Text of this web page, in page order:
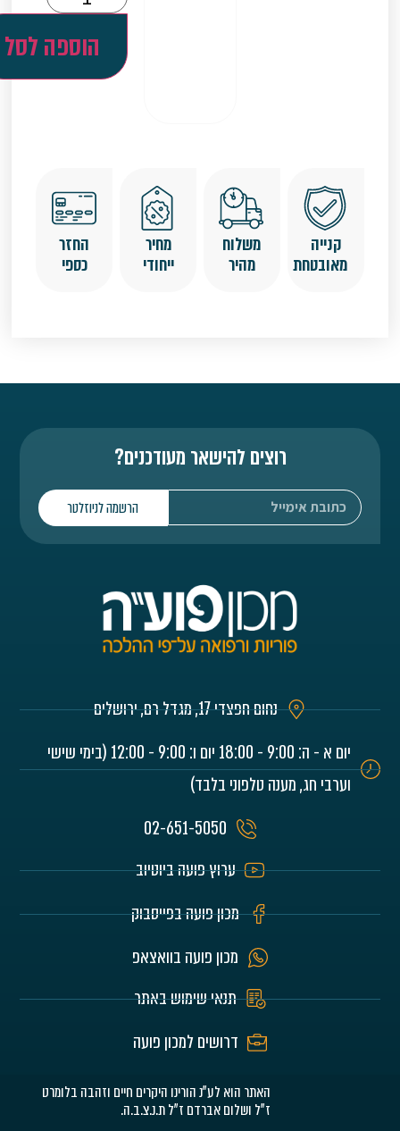
הוספה לסל
קנייה
מאובטחת
משלוח
מהיר
מחיר
ייחודי
החזר
כספי
רוצים להישאר מעודכנים?
הרשמה לניוזלטר
נחום חפצדי 17, מגדל רם, ירושלים
יום א - ה: 9:00 - 18:00 יום ו: 9:00 - 12:00 (בימי שישי
וערבי חג, מענה טלפוני בלבד)
02-651-5050
ערוץ פועה ביוטיוב
מכון פועה בפייסבוק
מכון פועה בוואצאפ
תנאי שימוש באתר
דרושים למכון פועה
האתר הוא לע"נ הורינו היקרים חיים וזהבה בלומרט
ז"ל ושלום אברדם ז"ל ת.נ.צ.ב.ה.